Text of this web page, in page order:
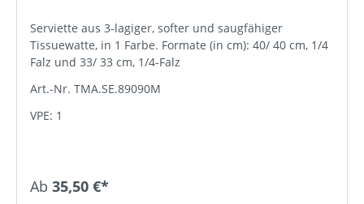
Serviette aus 3-lagiger, softer und saugfähiger
Tissuewatte, in 1 Farbe. Formate (in cm): 40/ 40 cm, 1/4
Falz und 33/ 33 cm, 1/4-Falz
Art.-Nr. TMA.SE.89090M
VPE: 1
Ab 35,50 €*